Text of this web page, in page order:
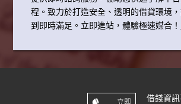
應掌握的重要知識。
掌握資金靈活運用：屏東借錢的實務
2025-09-12
屏東作為南部重要的農業與觀光城市，居民在日常生
資金，再到家庭突發支出，資金周轉問題時常出現。
程。致力於打造安全、透明的借貸環境
到即時滿足。立即進站，體驗極速媒合！
借錢資